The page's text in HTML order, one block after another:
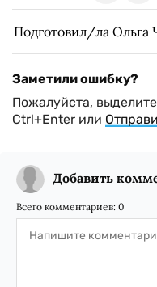
Подготовил/ла Ольга
Заметили ошибку?
Пожалуйста,
Ctrl+Enter или
Добавить
Всего комментариев: 0